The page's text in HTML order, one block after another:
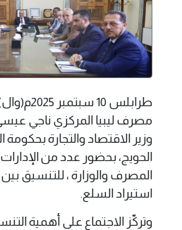
طرابلس 10
مصرف ليبيا المركزي ناجي
وزير الاقتصاد والتجارة
الحويج، بحضور عدد من
المصرف والوزارة ، للتنسيق
استيراد السلع.
وتركّز الاجتماع على أهمية